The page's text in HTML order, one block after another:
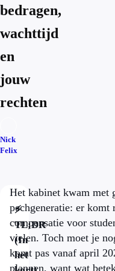
bedragen,
wachttijd
en
jouw
rechten
Nick
Felix
⚡
TL;DR
(In
het
Het kabinet kwam met
pechgeneratie: er
compensatie voor
vielen. Toch moet je
komt pas vanaf april
plannen, want wat